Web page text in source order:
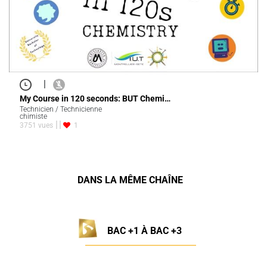
|
My Course in 120 seconds: BUT Chemi…
Technicien / Technicienne
chimiste
3751 vues
1
DANS LA MÊME CHAÎNE
BAC +1 À BAC +3